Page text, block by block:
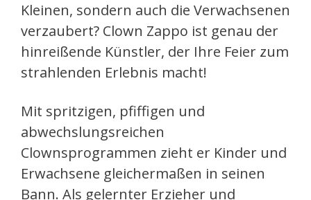
Kleinen, sondern auch die Verwachsenen
verzaubert? Clown Zappo ist genau der
hinreißende Künstler, der Ihre Feier zum
strahlenden Erlebnis macht!
Mit spritzigen, pfiffigen und
abwechslungsreichen
Clownsprogrammen zieht er Kinder und
Erwachsene gleichermaßen in seinen
Bann. Als gelernter Erzieher und